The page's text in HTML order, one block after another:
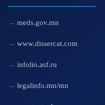
meds.gov.mn
www.dissercat.com
infolio.asf.ru
legalinfo.mn/mn